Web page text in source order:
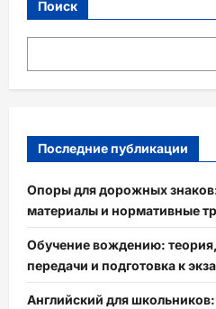
Поиск
Последние публикации
Опоры для дорожных
материалы и нормативные
Обучение вождению:
передачи и подготовка к
Английский для школьников: